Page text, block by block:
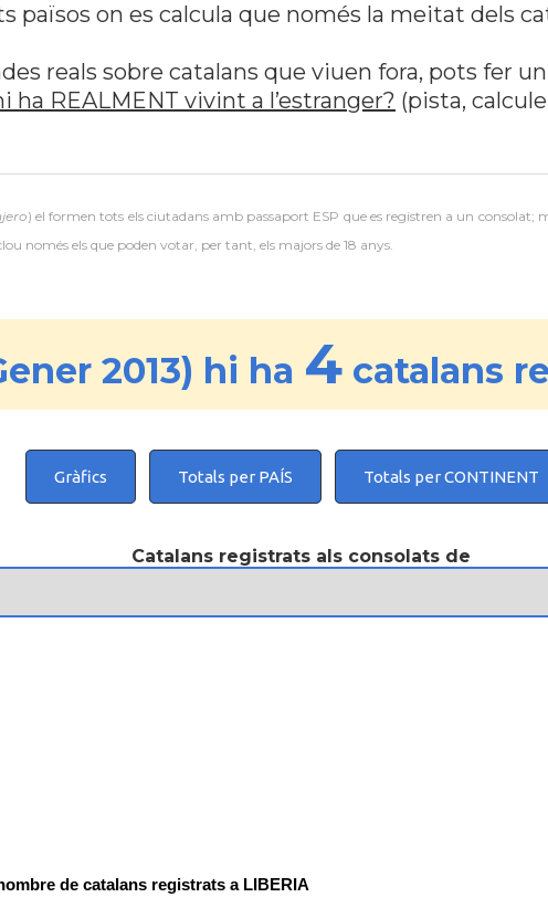
països on es calcula que només la meitat dels
reals sobre catalans que viuen fora, pots fer
ha REALMENT vivint a l’estranger? (pista,
) el formen tots els ciutadans amb passaport ESP que es registren a un consolat;
només els que poden votar, per tant, els majors de 18 anys.
2013) hi ha 4 catalans
Gràfics Totals per PAÍS Totals per CONTINENT
Catalans registrats als consolats de
de catalans registrats a LIBERIA